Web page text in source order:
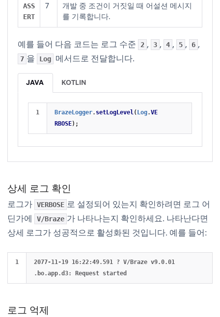
ASS
ERT
7
개발 중 조건이 거짓일 때 어설션 메시지
를 기록합니다.
예를 들어 다음 코드는 로그 수준 2 , 3 , 4 , 5 , 6 ,
7 을 Log 메서드로 전달합니다.
JAVA KOTLIN
BrazeLogger. setLogLevel (Log.VE
RBOSE);
상세 로그 확인
로그가 VERBOSE 로 설정되어 있는지 확인하려면 로그 어
딘가에
V/Braze 가 나타나는지 확인하세요. 나타난다면
상세 로그가 성공적으로 활성화된 것입니다. 예를 들어:
2077-11-19 16:22:49.591 ? V/Braze v9.0.01
로그 억제